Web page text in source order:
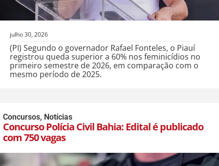
julho 30, 2026
(PI) Segundo o governador Rafael Fonteles, o Piauí
registrou queda superior a 60% nos feminicídios no
primeiro semestre de 2026, em comparação com o
mesmo período de 2025.
Concursos, Notícias
Concurso Polícia Civil Bahia: Edital é publicado
com 750 vagas